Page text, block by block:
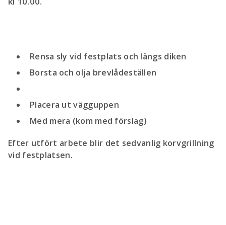
Rensa sly vid festplats och längs diken
Borsta och olja brevlådeställen
Placera ut vägguppen
Med mera (kom med förslag)
Efter utfört arbete blir det sedvanlig korvgrillning
vid festplatsen.